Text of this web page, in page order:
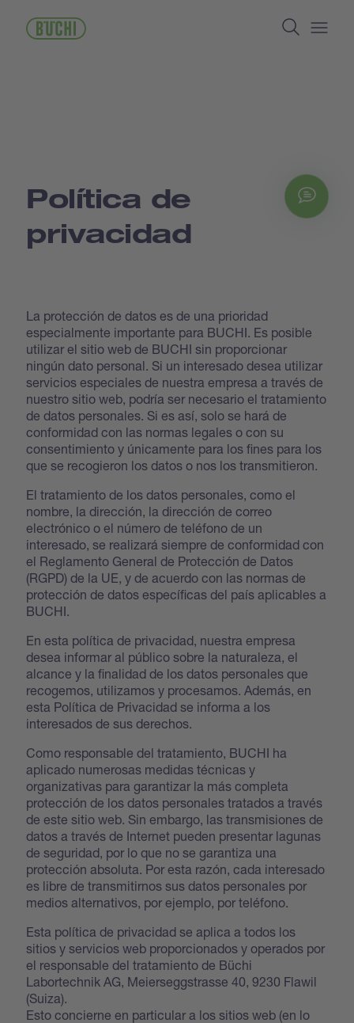
contenido
Search
Política de
privacidad
La protección de datos es de una prioridad
especialmente importante para BUCHI. Es posible
utilizar el sitio web de BUCHI sin proporcionar
ningún dato personal. Si un interesado desea utilizar
servicios especiales de nuestra empresa a través de
nuestro sitio web, podría ser necesario el tratamiento
de datos personales. Si es así, solo se hará de
conformidad con las normas legales o con su
consentimiento y únicamente para los fines para los
que se recogieron los datos o nos los transmitieron.
El tratamiento de los datos personales, como el
nombre, la dirección, la dirección de correo
electrónico o el número de teléfono de un
interesado, se realizará siempre de conformidad con
el Reglamento General de Protección de Datos
(RGPD) de la UE, y de acuerdo con las normas de
protección de datos específicas del país aplicables a
BUCHI.
En esta política de privacidad, nuestra empresa
desea informar al público sobre la naturaleza, el
alcance y la finalidad de los datos personales que
recogemos, utilizamos y procesamos. Además, en
esta Política de Privacidad se informa a los
interesados de sus derechos.
Como responsable del tratamiento, BUCHI ha
aplicado numerosas medidas técnicas y
organizativas para garantizar la más completa
protección de los datos personales tratados a través
de este sitio web. Sin embargo, las transmisiones de
datos a través de Internet pueden presentar lagunas
de seguridad, por lo que no se garantiza una
protección absoluta. Por esta razón, cada interesado
es libre de transmitirnos sus datos personales por
medios alternativos, por ejemplo, por teléfono.
Esta política de privacidad se aplica a todos los
sitios y servicios web proporcionados y operados por
el responsable del tratamiento de Büchi
Labortechnik AG, Meierseggstrasse 40, 9230 Flawil
(Suiza).
Esto concierne en particular a los sitios web (en lo